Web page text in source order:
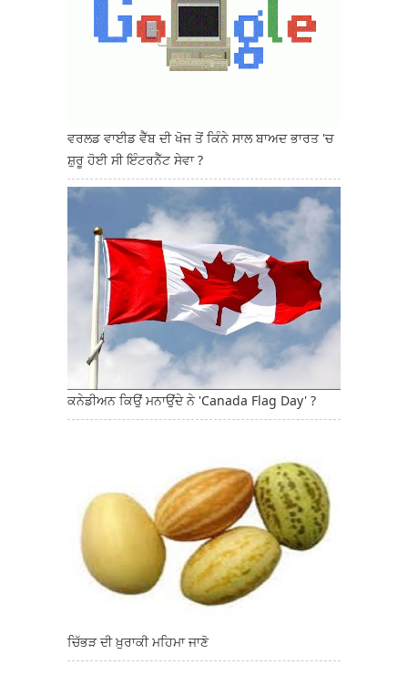
ਵਰਲਡ ਵਾਈਡ ਵੈੱਬ ਦੀ ਖੋਜ ਤੋਂ ਕਿੰਨੇ ਸਾਲ ਬਾਅਦ ਭਾਰਤ 'ਚ
ਸ਼ੁਰੂ ਹੋਈ ਸੀ ਇੰਟਰਨੈੱਟ ਸੇਵਾ ?
ਕਨੇਡੀਅਨ ਕਿਉਂ ਮਨਾਉਂਦੇ ਨੇ 'Canada Flag Day' ?
ਚਿੱਭੜ ਦੀ ਖ਼ੁਰਾਕੀ ਮਹਿਮਾ ਜਾਣੋ